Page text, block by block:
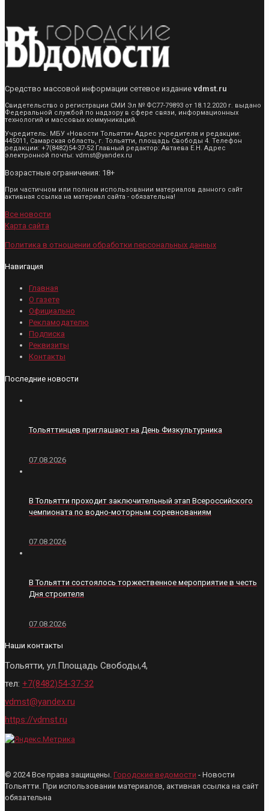
Средство массовой информации сетевое издание vdmst.ru
Свидетельство о регистрации СМИ Эл № ФС77-79893 от 18.12.2020 г. выдано
Федеральной службой по надзору в сфере связи, информационных
технологий и массовых коммуникаций.
Учредитель: МБУ «Новости Тольятти» Адрес учредителя и редакции:
445011, Самарская область, г. Тольятти, площадь Свободы 4. Телефон
редакции: +7(8482)54-37-52 Главный редактор: Автаева Е.Н. Адрес
электронной почты: vdmst@yandex.ru
Возрастные ограничения: 18+
При частичном или полном использовании материалов данного сайт
активная ссылка на материал сайта - обязательна!
Все новости
Карта сайта
Политика в отношении обработки персональных данных
Навигация
Главная
О газете
Официально
Рекламодателю
Подписка
Реквизиты
Контакты
Последние новости
Тольяттинцев приглашают на День Физкультурника
07.08.2026
В Тольятти проходит заключительный этап Всероссийского
чемпионата по водно-моторным соревнованиям
07.08.2026
В Тольятти состоялось торжественное мероприятие в честь
Дня строителя
07.08.2026
Наши контакты
Тольятти, ул.Площадь Свободы,4,
тел: +7(8482)54-37-32
vdmst@yandex.ru
https://vdmst.ru
© 2024 Все права защищены. Городские ведомости - Новости
Тольятти. При использовании материалов, активная ссылка на сайт
обязательна